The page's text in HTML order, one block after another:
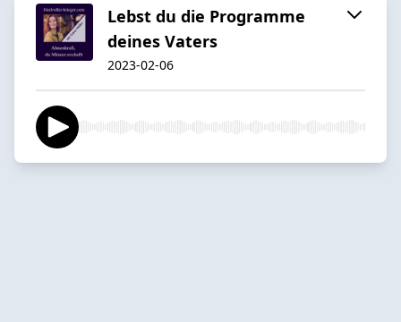
Lebst du die Programme
deines Vaters
2023-02-06